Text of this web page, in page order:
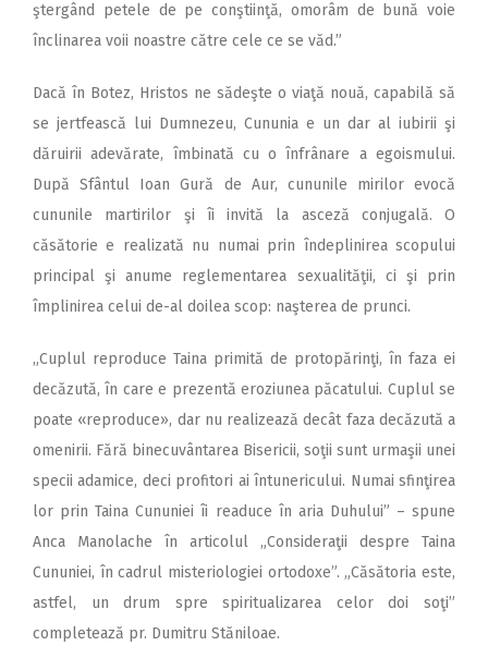
ştergând petele de pe conştiinţă, omorâm de bună voie
înclinarea voii noastre către cele ce se văd.”
Dacă în Botez, Hristos ne sădeşte o viaţă nouă, capabilă să
se jertfească lui Dumnezeu, Cununia e un dar al iubirii şi
dăruirii adevărate, îmbinată cu o înfrânare a egoismului.
După Sfântul Ioan Gură de Aur, cununile mirilor evocă
cununile martirilor şi îi invită la asceză conjugală. O
căsătorie e realizată nu numai prin îndeplinirea scopului
principal şi anume reglementarea sexualităţii, ci şi prin
împlinirea celui de-al doilea scop: naşterea de prunci.
„Cuplul reproduce Taina primită de protopărinţi, în faza ei
decăzută, în care e prezentă eroziunea păcatului. Cuplul se
poate «reproduce», dar nu realizează decât faza decăzută a
omenirii. Fără binecuvântarea Bisericii, soţii sunt urmaşii unei
specii adamice, deci profitori ai întunericului. Numai sfinţirea
lor prin Taina Cununiei îi readuce în aria Duhului” – spune
Anca Manolache în articolul „Consideraţii despre Taina
Cununiei, în cadrul misteriologiei ortodoxe”. „Căsătoria este,
astfel, un drum spre spiritualizarea celor doi soţi”
completează pr. Dumitru Stăniloae.